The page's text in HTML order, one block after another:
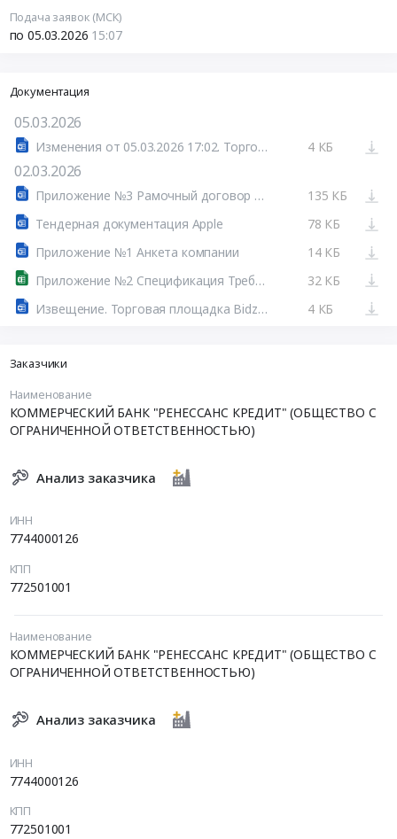
Подача заявок (МСК)
по 05.03.2026 15:07
Документация
05.03.2026
Изменения от 05.03.2026 17:02. Торговая площадка Bidzaar 4 КБ
02.03.2026
Приложение №3 Рамочный договор поставки
135 КБ
Тендерная документация Apple
78 КБ
Приложение №1 Анкета компании
14 КБ
Приложение №2 Спецификация Требования
32 КБ
Извещение. Торговая площадка Bidzaar
4 КБ
Заказчики
Наименование
КОММЕРЧЕСКИЙ БАНК "РЕНЕССАНС КРЕДИТ" (ОБЩЕСТВО С
ОГРАНИЧЕННОЙ ОТВЕТСТВЕННОСТЬЮ)
Анализ заказчика
ИНН
7744000126
КПП
772501001
Наименование
КОММЕРЧЕСКИЙ БАНК "РЕНЕССАНС КРЕДИТ" (ОБЩЕСТВО С
ОГРАНИЧЕННОЙ ОТВЕТСТВЕННОСТЬЮ)
Анализ заказчика
ИНН
7744000126
КПП
772501001